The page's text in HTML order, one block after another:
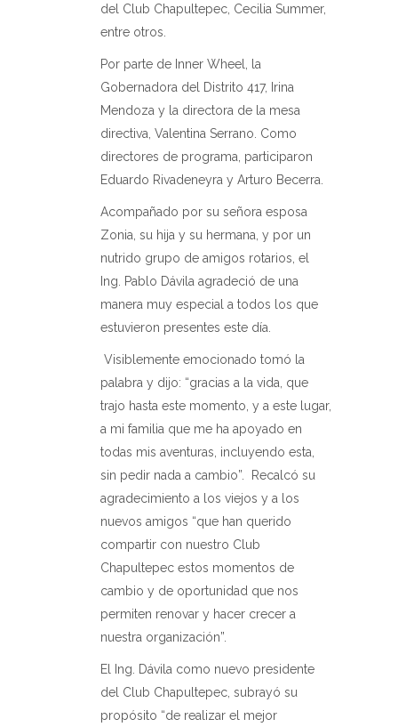
del Club Chapultepec, Cecilia Summer,
entre otros.
Por parte de Inner Wheel, la
Gobernadora del Distrito 417, Irina
Mendoza y la directora de la mesa
directiva, Valentina Serrano. Como
directores de programa, participaron
Eduardo Rivadeneyra y Arturo Becerra.
Acompañado por su señora esposa
Zonia, su hija y su hermana, y por un
nutrido grupo de amigos rotarios, el
Ing. Pablo Dávila agradeció de una
manera muy especial a todos los que
estuvieron presentes este día.
Visiblemente emocionado tomó la
palabra y dijo: “gracias a la vida, que
trajo hasta este momento, y a este lugar,
a mi familia que me ha apoyado en
todas mis aventuras, incluyendo esta,
sin pedir nada a cambio”.
Recalcó su
agradecimiento a los viejos y a los
nuevos amigos “que han querido
compartir con nuestro Club
Chapultepec estos momentos de
cambio y de oportunidad que nos
permiten renovar y hacer crecer a
nuestra organización”.
El Ing. Dávila como nuevo presidente
del Club Chapultepec, subrayó su
propósito “de realizar el mejor